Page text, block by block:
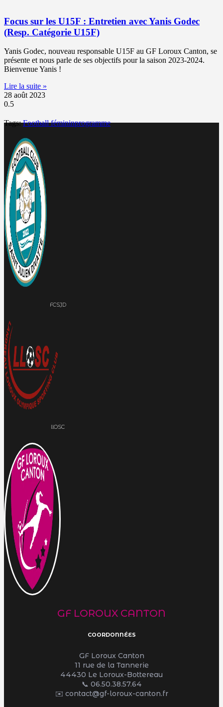
Focus sur les U15F : Entretien avec Yanis Godec
(Resp. Catégorie U15F)
Yanis Godec, nouveau responsable U15F au GF Loroux Canton, se
présente et nous parle de ses objectifs pour la saison 2023-2024.
Bienvenue Yanis !
Lire la suite »
28 août 2023
Tags: Football fémininprogramme
FCSJD
llOSC
GF LOROUX CANTON
COORDONNÉES
GF Loroux Canton
11 rue de la Tannerie
44430 Le Loroux-Bottereau
📞 06.50.38.57.64
✉️ contact@gf-loroux-canton.fr